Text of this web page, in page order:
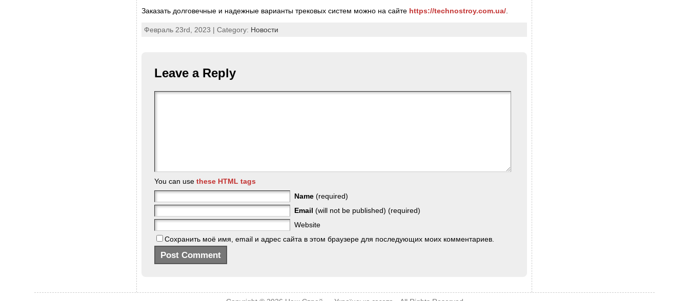
Заказать долговечные и надежные варианты трековых систем можно на сайте https://technostroy.com.ua/
Февраль 23rd, 2023 | Category: Новости
Leave a Reply
You can use these HTML tags
Name (required)
Email (will not be published) (required)
Website
Сохранить моё имя, email и адрес сайта в этом браузере для последующих моих комментариев.